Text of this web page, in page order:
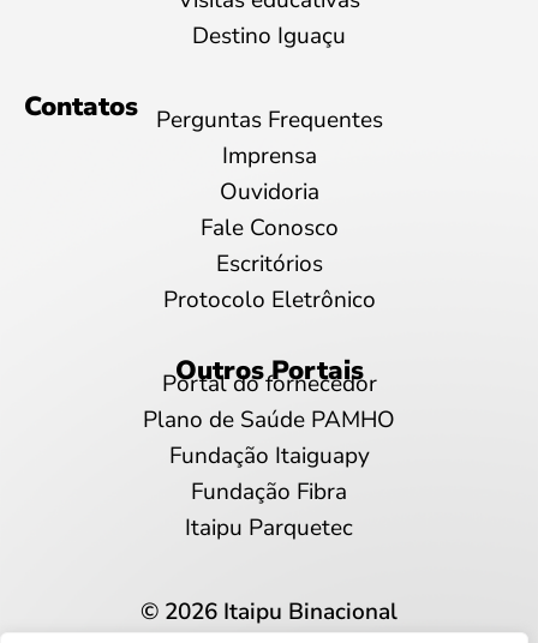
Destino Iguaçu
Contatos
Perguntas Frequentes
Imprensa
Ouvidoria
Fale Conosco
Escritórios
Protocolo Eletrônico
Outros Portais
Portal do fornecedor
Plano de Saúde PAMHO
Fundação Itaiguapy
Fundação Fibra
Itaipu Parquetec
© 2026 Itaipu Binacional